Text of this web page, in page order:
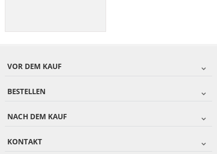
VOR DEM KAUF
BESTELLEN
NACH DEM KAUF
KONTAKT